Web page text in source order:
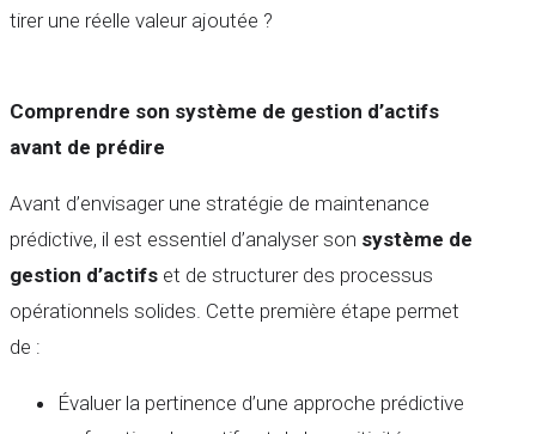
tirer une réelle valeur ajoutée ?
Comprendre son système de gestion d’actifs
avant de prédire
Avant d’envisager une stratégie de maintenance
prédictive, il est essentiel d’analyser son système de
gestion d’actifs et de structurer des processus
opérationnels solides. Cette première étape permet
de :
Évaluer la pertinence d’une approche prédictive